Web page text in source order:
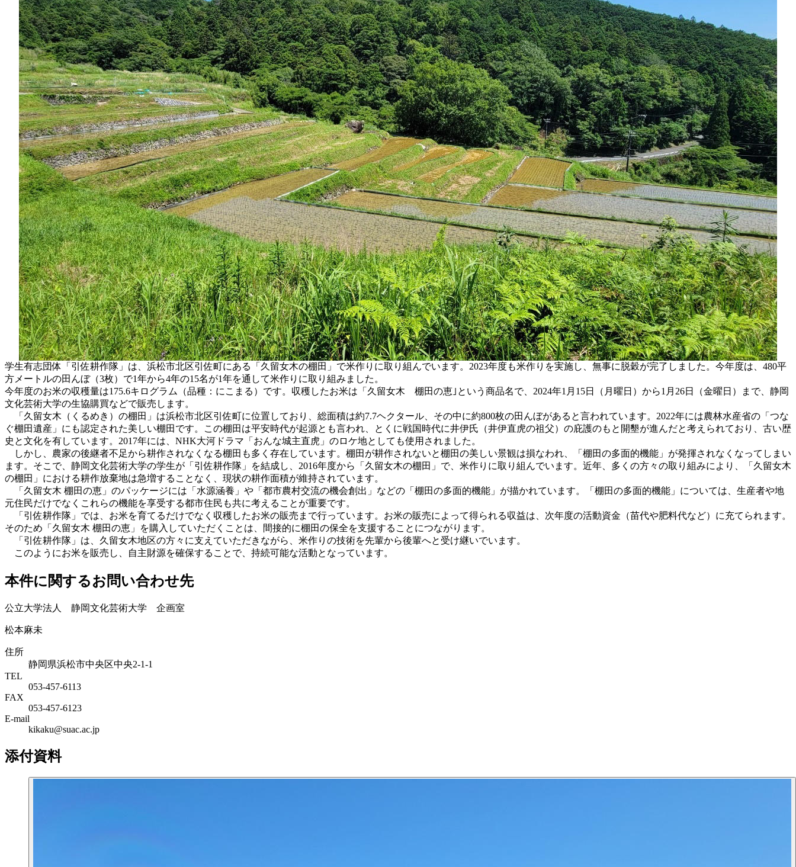
学生有志団体「引佐耕作隊」は、浜松市北区引佐町にある「久留女木の棚田」で米作りに取り組んでいます。2023年度も米作りを実施し、無事に脱穀が完了しました。今年度は、480平
方メートルの田んぼ（3枚）で1年から4年の15名が1年を通して米作りに取り組みました。
今年度のお米の収穫量は175.6キログラム（品種：にこまる）です。収穫したお米は「久留女木 棚田の恵｣という商品名で、2024年1月15日（月曜日）から1月26日（金曜日）まで、静岡
文化芸術大学の生協購買などで販売します。
「久留女木（くるめき）の棚田」は浜松市北区引佐町に位置しており、総面積は約7.7ヘクタール、その中に約800枚の田んぼがあると言われています。2022年には農林水産省の「つな
ぐ棚田遺産」にも認定された美しい棚田です。この棚田は平安時代が起源とも言われ、とくに戦国時代に井伊氏（井伊直虎の祖父）の庇護のもと開墾が進んだと考えられており、古い歴
史と文化を有しています。2017年には、NHK大河ドラマ「おんな城主直虎」のロケ地としても使用されました。
しかし、農家の後継者不足から耕作されなくなる棚田も多く存在しています。棚田が耕作されないと棚田の美しい景観は損なわれ、「棚田の多面的機能」が発揮されなくなってしまい
ます。そこで、静岡文化芸術大学の学生が「引佐耕作隊」を結成し、2016年度から「久留女木の棚田」で、米作りに取り組んでいます。近年、多くの方々の取り組みにより、「久留女木
の棚田」における耕作放棄地は急増することなく、現状の耕作面積が維持されています。
「久留女木 棚田の恵」のパッケージには「水源涵養」や「都市農村交流の機会創出」などの「棚田の多面的機能」が描かれています。「棚田の多面的機能」については、生産者や地
元住民だけでなくこれらの機能を享受する都市住民も共に考えることが重要です。
「引佐耕作隊」では、お米を育てるだけでなく収穫したお米の販売まで行っています。お米の販売によって得られる収益は、次年度の活動資金（苗代や肥料代など）に充てられます。
そのため「久留女木 棚田の恵」を購入していただくことは、間接的に棚田の保全を支援することにつながります。
「引佐耕作隊」は、久留女木地区の方々に支えていただきながら、米作りの技術を先輩から後輩へと受け継いでいます。
このようにお米を販売し、自主財源を確保することで、持続可能な活動となっています。
本件に関するお問い合わせ先
公立大学法人 静岡文化芸術大学 企画室
松本麻未
住所
静岡県浜松市中央区中央2-1-1
TEL
053-457-6113
FAX
053-457-6123
E-mail
kikaku@suac.ac.jp
添付資料